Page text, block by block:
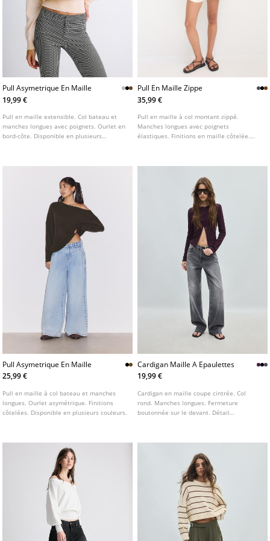
Pull Asymetrique En Maille
19,99 €
Pull en maille extensible. Col bateau et
manches longues avec poignets. Ourlet en
bord-côte. Disponible en plusieurs
Pull En Maille Zippe
35,99 €
Pull en maille à col montant zippé.
Manches longues avec poignets
élastiques. Finitions en maille côtelée.
Pull Asymetrique En Maille
25,99 €
Pull en maille à col bateau et manches
longues. Ourlet asymétrique. Finitions
côtelées. Disponible en plusieurs couleurs.
Cardigan Maille A Epaulettes
19,99 €
Cardigan en maille coupe cintrée. Col
rond. Manches longues. Fermeture
boutonnée sur le devant. Détail